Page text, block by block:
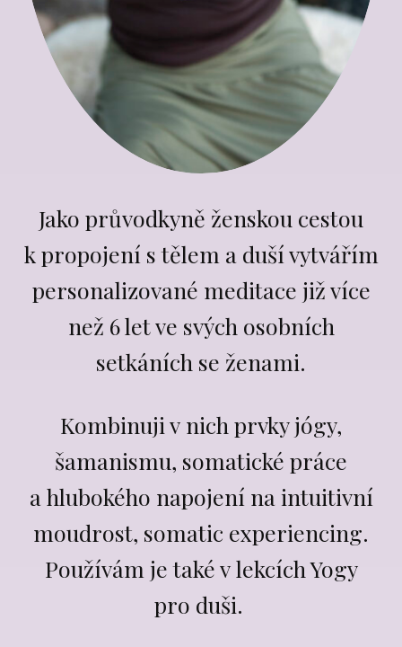
Jako průvodkyně ženskou cestou
k propojení s tělem a duší vytvářím
personalizované meditace již více
než 6 let ve svých osobních
setkáních se ženami.
Kombinuji v nich prvky jógy,
šamanismu, somatické práce
a hlubokého napojení na intuitivní
moudrost, somatic experiencing.
Používám je také v lekcích Yogy
pro duši.